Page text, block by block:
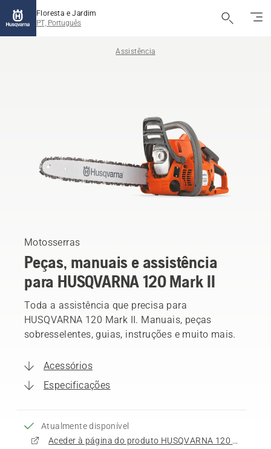
Floresta e Jardim
PT, Português
Assistência
Motosserras
Peças, manuais e assistência
para HUSQVARNA 120 Mark II
Toda a assistência que precisa para
HUSQVARNA 120 Mark II. Manuais, peças
sobresselentes, guias, instruções e muito mais.
Acessórios
Especificações
Atualmente disponível
Aceder à página do produto HUSQVARNA 120 Mark II